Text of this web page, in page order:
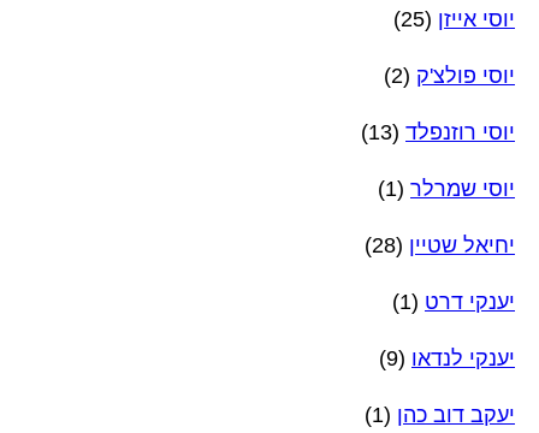
יוסי אייזן (25)
יוסי פולצ'ק (2)
יוסי רוזנפלד (13)
יוסי שמרלר (1)
יחיאל שטיין (28)
יענקי דרט (1)
יענקי לנדאו (9)
יעקב דוב כהן (1)